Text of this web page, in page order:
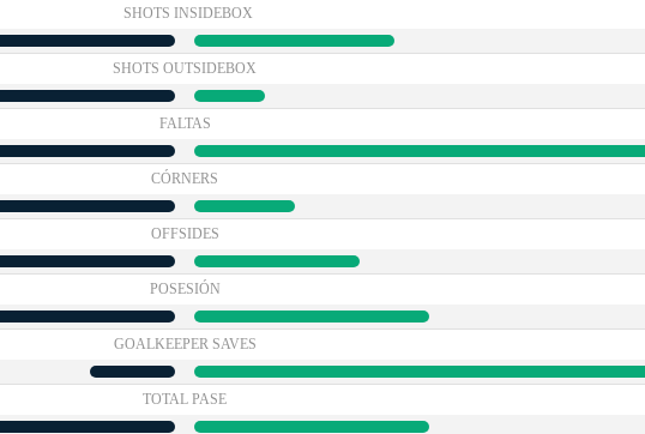
SHOTS INSIDEBOX
SHOTS OUTSIDEBOX
FALTAS
CÓRNERS
OFFSIDES
POSESIÓN
GOALKEEPER SAVES
TOTAL PASE